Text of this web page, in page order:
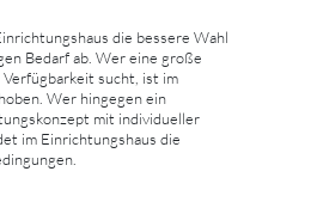
die bessere Wahl
Bedarf ab. Wer eine große
sucht, ist im
Wer hingegen ein
mit individueller
im Einrichtungshaus die